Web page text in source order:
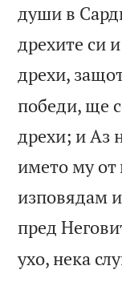
души в
дрехите си
дрехи,
победи, ще
дрехи; и Аз
името му от
изповядам
пред
ухо, нека